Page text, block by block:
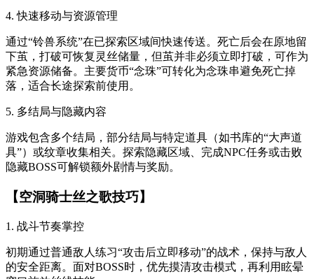
4. 快速移动与资源管理
通过“铃兽系统”在已探索区域间快速传送。死亡后会在原地留
下茧，打破可恢复灵丝储量，但茧并非必须立即打破，可作为
紧急资源储备。主要货币“念珠”可转化为念珠串避免死亡掉
落，适合长途探索前使用。
5. 多结局与隐藏内容
游戏包含多个结局，部分结局与特定道具（如书库的“大声道
具”）或纹章收集相关。探索隐藏区域、完成NPC任务或击败
隐藏BOSS可解锁额外剧情与奖励。
【空洞骑士丝之歌技巧】
1. 战斗节奏掌控
初期通过普通敌人练习“攻击后立即移动”的战术，保持与敌人
的安全距离。面对BOSS时，优先摸清攻击模式，再利用眩晕